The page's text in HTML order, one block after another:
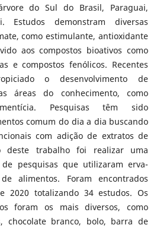
do Sul do Brasil, Paraguai,
Estudos demonstram diversas
como estimulante, antioxidante
aos compostos bioativos como
e compostos fenólicos. Recentes
o desenvolvimento de
áreas do conhecimento, como
Pesquisas têm sido
comum do dia a dia buscando
com adição de extratos de
deste trabalho foi realizar uma
pesquisas que utilizaram erva-
alimentos. Foram encontrados
2020 totalizando 34 estudos. Os
foram os mais diversos, como
chocolate branco, bolo, barra de